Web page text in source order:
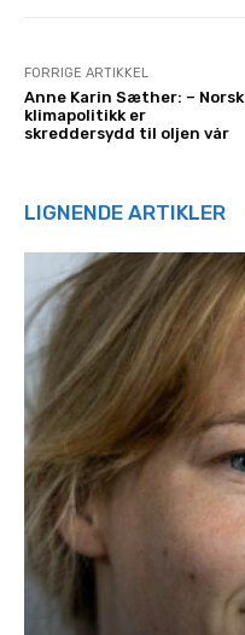
FORRIGE ARTIKKEL
Anne Karin Sæther: – Norsk
klimapolitikk er
skreddersydd til oljen vår
LIGNENDE ARTIKLER